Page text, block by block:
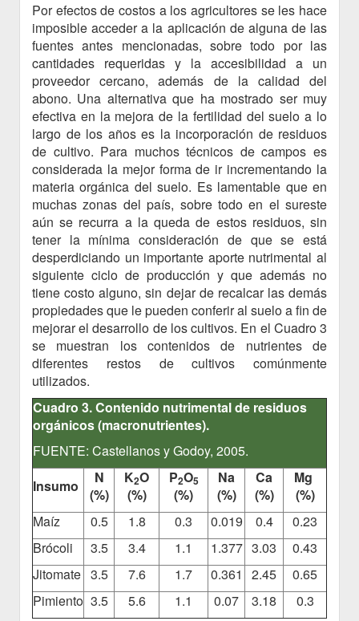
Por efectos de costos a los agricultores se les hace
imposible acceder a la aplicación de alguna de las
fuentes antes mencionadas, sobre todo por las
cantidades requeridas y la accesibilidad a un
proveedor cercano, además de la calidad del
abono. Una alternativa que ha mostrado ser muy
efectiva en la mejora de la fertilidad del suelo a lo
largo de los años es la incorporación de residuos
de cultivo. Para muchos técnicos de campos es
considerada la mejor forma de ir incrementando la
materia orgánica del suelo. Es lamentable que en
muchas zonas del país, sobre todo en el sureste
aún se recurra a la queda de estos residuos, sin
tener la mínima consideración de que se está
desperdiciando un importante aporte nutrimental al
siguiente ciclo de producción y que además no
tiene costo alguno, sin dejar de recalcar las demás
propiedades que le pueden conferir al suelo a fin de
mejorar el desarrollo de los cultivos. En el Cuadro 3
se muestran los contenidos de nutrientes de
diferentes restos de cultivos comúnmente
utilizados.
Cuadro 3. Contenido nutrimental de residuos
orgánicos (macronutrientes).
FUENTE: Castellanos y Godoy, 2005.
Insumo
N
(%)
K2O
(%)
P2O5
(%)
Na
(%)
Ca
(%)
Mg
(%)
Maíz
0.5 1.8 0.3 0.019 0.4
0.23
Brócoli
3.5 3.4 1.1 1.377 3.03
0.43
Jitomate 3.5 7.6 1.7 0.361 2.45
0.65
Pimiento 3.5 5.6 1.1 0.07 3.18
0.3